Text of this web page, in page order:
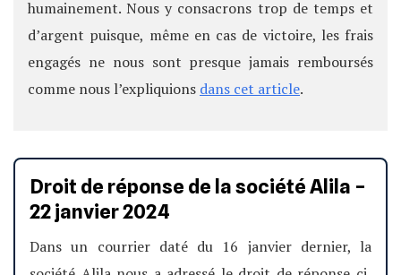
humainement. Nous y consacrons trop de temps et
d’argent puisque, même en cas de victoire, les frais
engagés ne nous sont presque jamais remboursés
comme nous l’expliquions dans cet article.
Droit de réponse de la société Alila –
22 janvier 2024
Dans un courrier daté du 16 janvier dernier, la